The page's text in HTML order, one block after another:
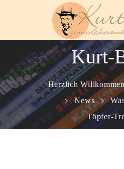
Kurt-
Herzlich
News
Töpfer-